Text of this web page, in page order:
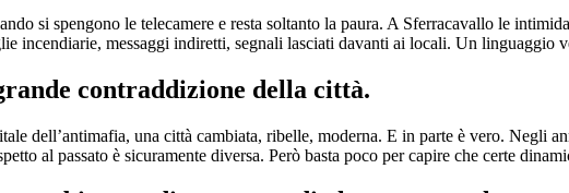
si spengono le telecamere e resta soltanto la paura. A Sferracavallo le
incendiarie, messaggi indiretti, segnali lasciati davanti ai locali. Un linguaggio
contraddizione della città.
dell’antimafia, una città cambiata, ribelle, moderna. E in parte è vero.
al passato è sicuramente diversa. Però basta poco per capire che certe